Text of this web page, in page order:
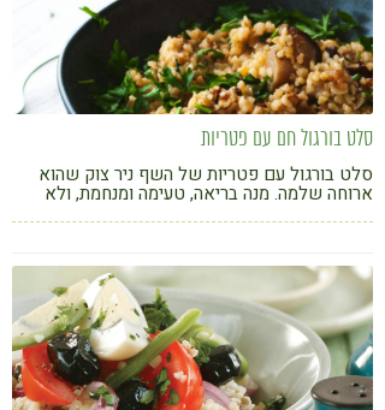
סלט בורגול חם עם פטריות
סלט בורגול עם פטריות של השף ניר צוק שהוא
ארוחה שלמה. מנה בריאה, טעימה ומנחמת, ולא